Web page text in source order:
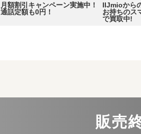
月額割引キャンペーン実施中！
通話定額も0円！
IIJmioから
お持ちのス
で買取中!
販売